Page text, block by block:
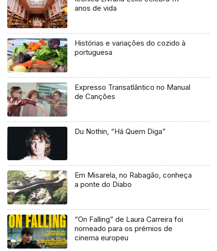
anos de vida
Histórias e variações do cozido à
portuguesa
Expresso Transatlântico no Manual
de Canções
Du Nothin, “Há Quem Diga”
Em Misarela, no Rabagão, conheça
a ponte do Diabo
“On Falling” de Laura Carreira foi
nomeado para os prémios de
cinema europeu